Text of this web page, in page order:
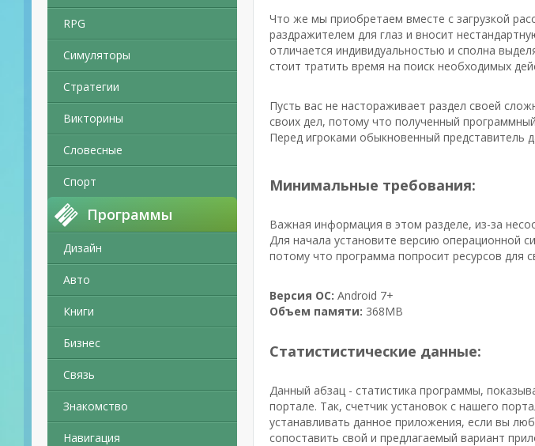
RPG
Симуляторы
Стратегии
Викторины
Словесные
Спорт
Программы
Дизайн
Авто
Книги
Бизнес
Связь
Знакомство
Навигация
Что же мы приобретаем вместе с загрузкой
раздражителем для глаз и вносит
отличается индивидуальностью и сполна
стоит тратить время на поиск необходимых
Пусть вас не настораживает раздел своей
своих дел, потому что полученный
Перед игроками обыкновенный представитель
Минимальные требования:
Важная информация в этом разделе, из-за
Для начала установите версию операционной
потому что программа попросит ресурсов для
Версия ОС: Android 7+
Объем памяти: 368MB
Статистистические данные:
Данный абзац - статистика программы,
портале. Так, счетчик установок с нашего
устанавливать данное приложения, если вы
сопоставить свой и предлагаемый вариант